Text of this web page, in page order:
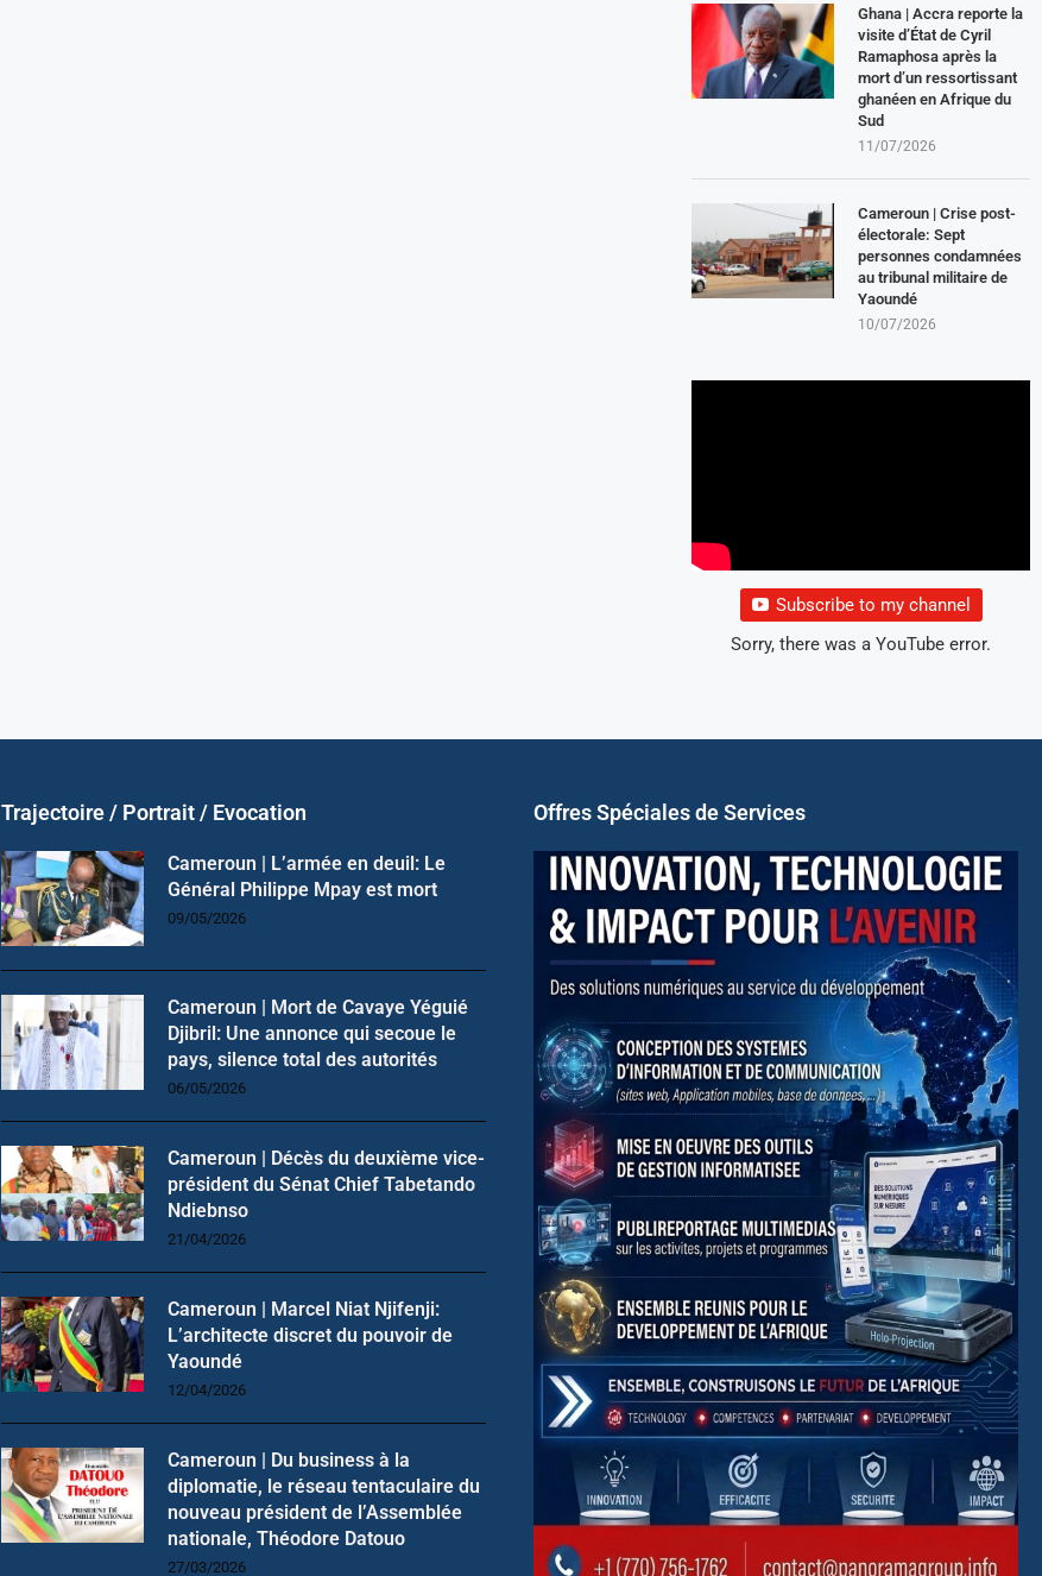
Ghana | Accra reporte la
visite d’État de Cyril
Ramaphosa après la
mort d’un ressortissant
ghanéen en Afrique du
Sud
11/07/2026
Cameroun | Crise post-
électorale: Sept
personnes condamnées
au tribunal militaire de
Yaoundé
10/07/2026
Subscribe to my channel
Sorry, there was a YouTube error.
Trajectoire / Portrait / Evocation
Cameroun | L’armée en deuil: Le
Général Philippe Mpay est mort
09/05/2026
Cameroun | Mort de Cavaye Yéguié
Djibril: Une annonce qui secoue le
pays, silence total des autorités
06/05/2026
Cameroun | Décès du deuxième vice-
président du Sénat Chief Tabetando
Ndiebnso
21/04/2026
Cameroun | Marcel Niat Njifenji:
L’architecte discret du pouvoir de
Yaoundé
12/04/2026
Cameroun | Du business à la
diplomatie, le réseau tentaculaire du
nouveau président de l’Assemblée
nationale, Théodore Datouo
27/03/2026
Offres Spéciales de Services